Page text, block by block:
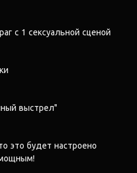
с 1 сексуальной сценой
выстрел"
это будет настроено